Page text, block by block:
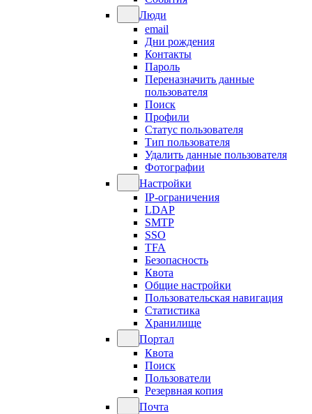
Люди
email
Дни рождения
Контакты
Пароль
Переназначить данные
пользователя
Поиск
Профили
Статус пользователя
Тип пользователя
Удалить данные пользователя
Фотографии
Настройки
IP-ограничения
LDAP
SMTP
SSO
TFA
Безопасность
Квота
Общие настройки
Пользовательская навигация
Статистика
Хранилище
Портал
Квота
Поиск
Пользователи
Резервная копия
Почта